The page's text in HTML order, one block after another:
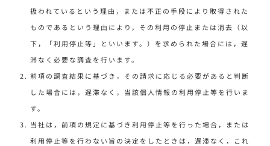
扱われているという理由，または不正の手段により取得された
ものであるという理由により，その利用の停止または消去（以
下，「利用停止等」といいます。）を求められた場合には，遅
滞なく必要な調査を行います。
前項の調査結果に基づき，その請求に応じる必要があると判断
した場合には，遅滞なく，当該個人情報の利用停止等を行いま
す。
当社は，前項の規定に基づき利用停止等を行った場合，または
利用停止等を行わない旨の決定をしたときは，遅滞なく，これ